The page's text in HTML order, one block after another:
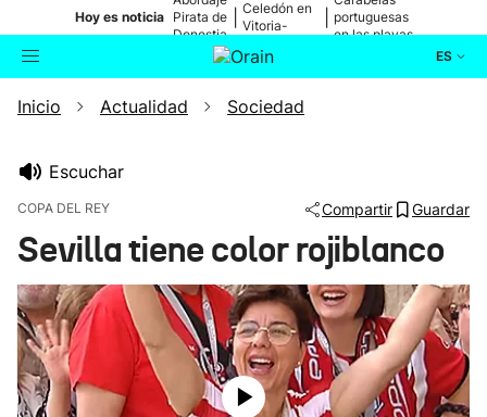
Hoy es noticia Pirata de
Donostia
Celedón en
Vitoria-
portuguesas
en las playas
ES
Buscador Actualidad
Ikusmiran
Eguraldia
Inicio Actualidad Sociedad
Escuchar
COPA DEL REY Compartir Guardar
Sevilla tiene color rojiblanco